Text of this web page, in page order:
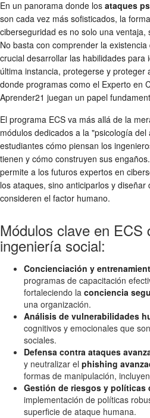
En un panorama donde los ataques
son cada vez más sofisticados, la
ciberseguridad es no solo una
No basta con comprender la existencia
crucial desarrollar las habilidades para
última instancia, protegerse y proteger
donde programas como el Experto en
Aprender21 juegan un papel
El programa ECS va más allá de la
módulos dedicados a la "psicología
estudiantes cómo piensan los
tienen y cómo construyen sus
permite a los futuros expertos en
los ataques, sino anticiparlos y
consideren el factor humano.
Módulos clave en ECS
ingeniería social:
Concienciación y
programas de capacitación
fortaleciendo la conciencia
una organización.
Análisis de vulnerabilidades
cognitivos y emocionales que
sociales.
Defensa contra ataques
y neutralizar el phishing
formas de manipulación,
Gestión de riesgos y políticas
implementación de políticas
superficie de ataque humana.